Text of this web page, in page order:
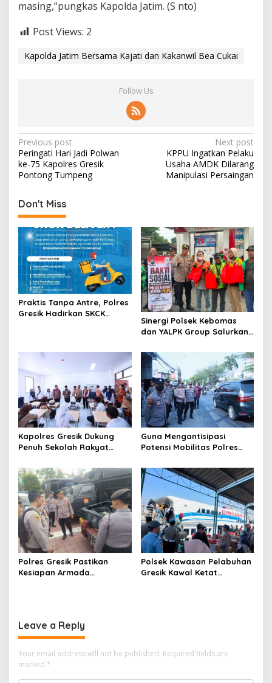
masing,”pungkas Kapolda Jatim. (S nto)
Post Views: 2
Kapolda Jatim Bersama Kajati dan Kakanwil Bea Cukai
Follow Us
P
o
s
t
n
a
v
i
g
a
t
o
n
Previous post
Peringati Hari Jadi Polwan
ke-75 Kapolres Gresik
Pontong Tumpeng
Next post
KPPU Ingatkan Pelaku
Usaha AMDK Dilarang
Manipulasi Persaingan
Don't Miss
Praktis Tanpa Antre, Polres
Gresik Hadirkan SKCK
Sinergi Polsek Kebomas
dan YALPK Group Salurkan
untuk Ojol di Gresik
Kapolres Gresik Dukung
Penuh Sekolah Rakyat
Akses Pendidikan
Berkualitas
Guna Mengantisipasi
Potensi Mobilitas Polres
Pengamanan
Polres Gresik Pastikan
Kesiapan Armada
Polsek Kawasan Pelabuhan
Gresik Kawal Ketat
Leave a Reply
Your email address will not be published. Required fields are
marked *